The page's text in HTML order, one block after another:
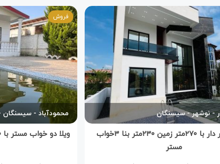
نوشهر سیسنگان
ویلا استخر دار با ۲۷۰متر زمین ۲۳۰متر بنا ۳خواب
مستر
فروش
محمودآباد سیسنگان
ویلا دو خواب مستر با ۲۲۰متر زمین ۹۰متر بنا